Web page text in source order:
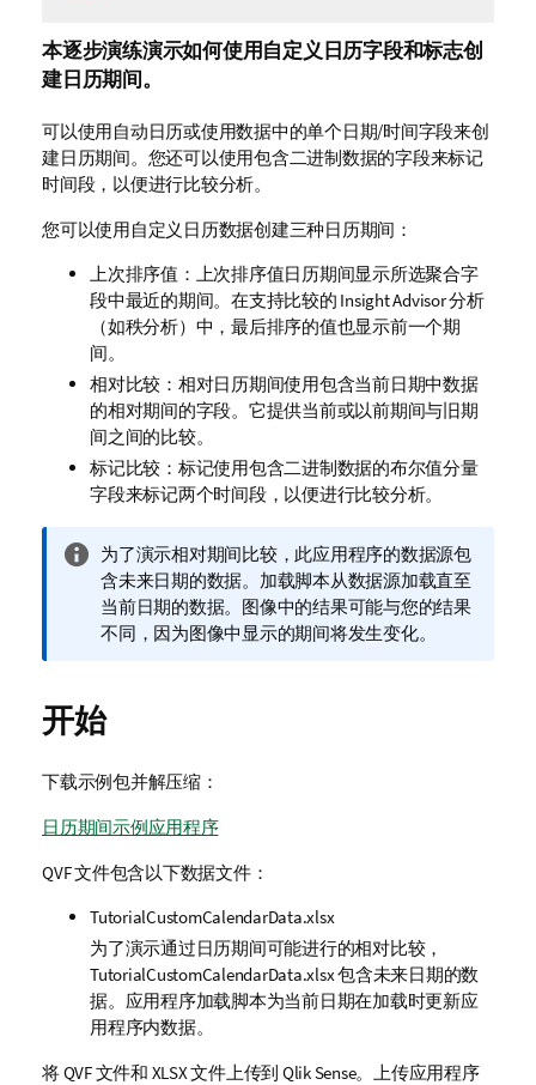
本逐步演练演示如何使用自定义日历字段和标志创
建日历期间。
可以使用自动日历或使用数据中的单个日期/时间字段来创
建日历期间。您还可以使用包含二进制数据的字段来标记
时间段，以便进行比较分析。
您可以使用自定义日历数据创建三种日历期间：
上次排序值：上次排序值日历期间显示所选聚合字
段中最近的期间。在支持比较的 Insight Advisor分析
（如秩分析）中，最后排序的值也显示前一个期
间。
相对比较：相对日历期间使用包含当前日期中数据
的相对期间的字段。它提供当前或以前期间与旧期
间之间的比较。
标记比较：标记使用包含二进制数据的布尔值分量
字段来标记两个时间段，以便进行比较分析。
信
息
注
释
为了演示相对期间比较，此应用程序的数据源包
含未来日期的数据。 加载脚本从数据源加载直至
当前日期的数据。图像中的结果可能与您的结果
不同，因为图像中显示的期间将发生变化。
开始
下载示例包并解压缩：
日历期间示例应用程序
QVF文件包含以下数据文件：
TutorialCustomCalendarData.xlsx
为了演示通过日历期间可能进行的相对比较，
TutorialCustomCalendarData.xlsx包含未来日期的数
据。应用程序加载脚本为当前日期在加载时更新应
用程序内数据。
将QVF文件和 XLSX文件上传到 Qlik Sense。上传应用程序